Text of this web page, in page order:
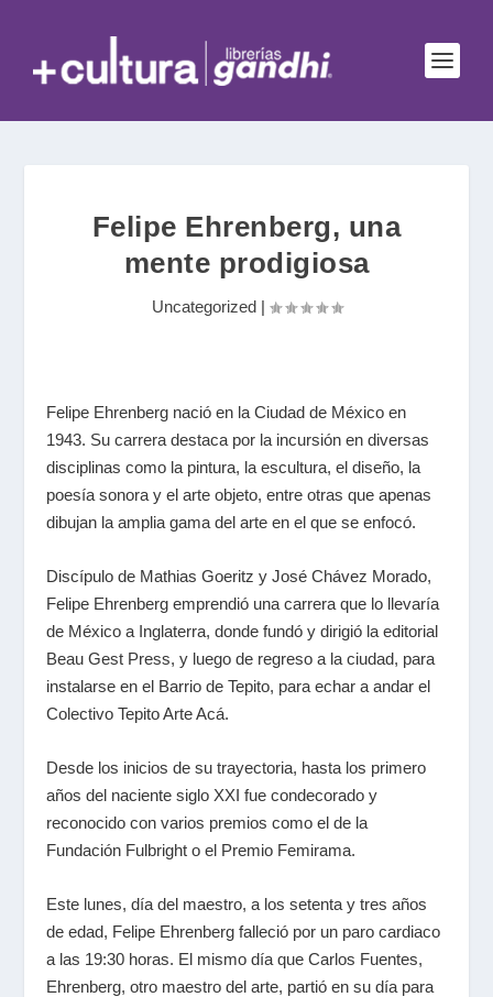
Felipe Ehrenberg, una
mente prodigiosa
Uncategorized|
Felipe Ehrenberg nació en la Ciudad de México en
1943. Su carrera destaca por la incursión en diversas
disciplinas como la pintura, la escultura, el diseño, la
poesía sonora y el arte objeto, entre otras que apenas
dibujan la amplia gama del arte en el que se enfocó.
Discípulo de Mathias Goeritz y José Chávez Morado,
Felipe Ehrenberg emprendió una carrera que lo llevaría
de México a Inglaterra, donde fundó y dirigió la editorial
Beau Gest Press, y luego de regreso a la ciudad, para
instalarse en el Barrio de Tepito, para echar a andar el
Colectivo Tepito Arte Acá.
Desde los inicios de su trayectoria, hasta los primero
años del naciente siglo XXI fue condecorado y
reconocido con varios premios como el de la
Fundación Fulbright o el Premio Femirama.
Este lunes, día del maestro, a los setenta y tres años
de edad, Felipe Ehrenberg falleció por un paro cardiaco
a las 19:30 horas. El mismo día que Carlos Fuentes,
Ehrenberg, otro maestro del arte, partió en su día para